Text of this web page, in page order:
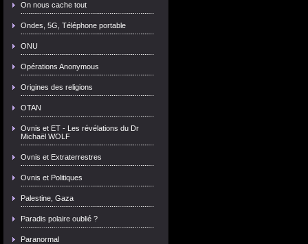
On nous cache tout
Ondes, 5G, Téléphone portable
ONU
Opérations Anonymous
Origines des religions
OTAN
Ovnis et ET - Les révélations du Dr
Michaël WOLF
Ovnis et Extraterrestres
Ovnis et Politiques
Palestine, Gaza
Paradis polaire oublié ?
Paranormal